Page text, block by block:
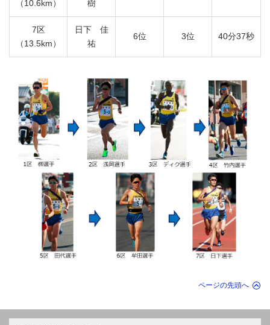
（10.6km） 樹
7区
（13.5km）
日下 佳
祐
6位 3位 40分37秒
ページの先頭へ